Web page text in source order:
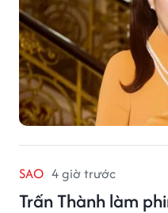
SAO 4 giờ trước
Trấn Thành làm